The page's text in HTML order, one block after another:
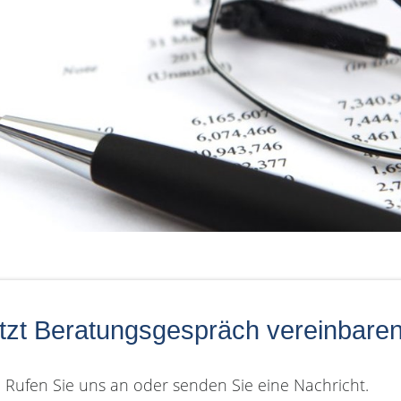
Beratungsgespräch
Rufen Sie uns an oder senden Sie eine Nachricht.